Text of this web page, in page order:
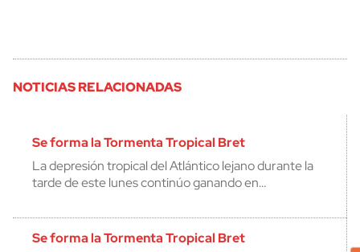
NOTICIAS RELACIONADAS
Se forma la Tormenta Tropical Bret
La depresión tropical del Atlántico lejano durante la
tarde de este lunes continúo ganando en…
Se forma la Tormenta Tropical Bret